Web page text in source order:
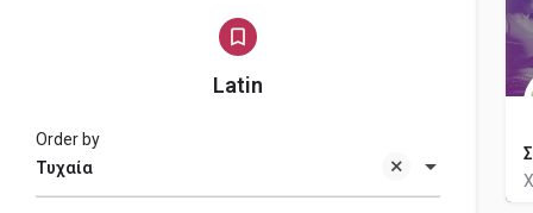
Latin
Τυχαία
Order by